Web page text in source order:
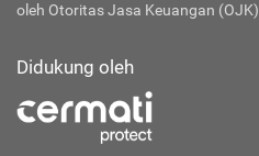
oleh Otoritas Jasa Keuangan (OJK)
Didukung oleh